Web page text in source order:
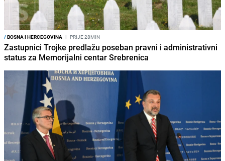
/BOSNA I HERCEGOVINA I PRIJE 28MIN
Zastupnici Trojke predlažu poseban pravni i administrativni
status za Memorijalni centar Srebrenica